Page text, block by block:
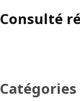
Consulté